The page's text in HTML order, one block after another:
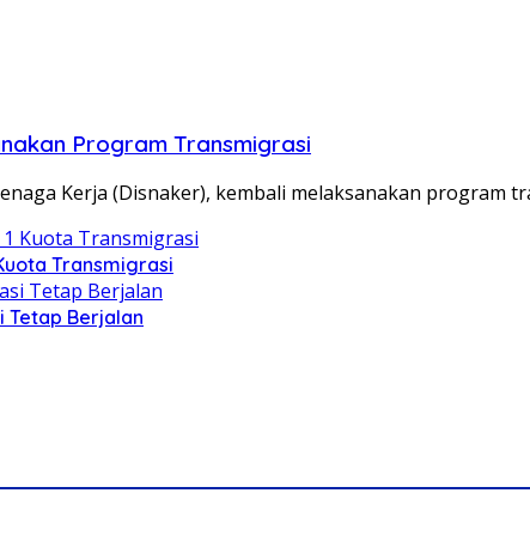
Program Transmigrasi
Kerja (Disnaker), kembali melaksanakan program
Transmigrasi
Tetap Berjalan